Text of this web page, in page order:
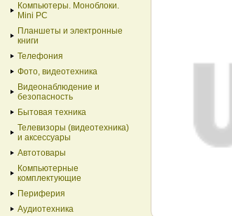
Компьютеры. Моноблоки.
Mini PC
Планшеты и электронные
книги
Телефония
Фото, видеотехника
Видеонаблюдение и
безопасность
Бытовая техника
Телевизоры (видеотехника)
и аксессуары
Автотовары
Компьютерные
комплектующие
Периферия
Аудиотехника